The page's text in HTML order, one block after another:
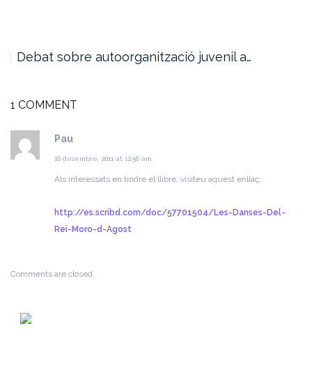
Debat sobre autoorganització juvenil a…
1 COMMENT
Pau
16 desembre, 2011 at 12:56 am
Als interessats en tindre el llibre, visiteu aquest enllaç:
http://es.scribd.com/doc/57701504/Les-Danses-Del-
Rei-Moro-d-Agost
Comments are closed.